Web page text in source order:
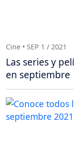
Cine • SEP 1 / 2021
Las series y
en septiembre